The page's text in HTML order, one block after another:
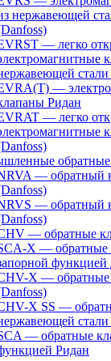
нержавеющей
— легко
—
Ридан
— легко
— обратный
— обратный
— обратные
X — обратные
функцией
X — обратные
X SS —
— обратные
Ридан